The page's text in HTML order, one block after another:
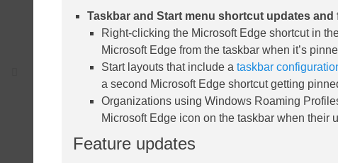
Taskbar and Start menu shortcut updates and
Right-clicking the Microsoft Edge shortcut in
Microsoft Edge from the taskbar when it’s
Start layouts that include a taskbar
a second Microsoft Edge shortcut getting
Organizations using Windows Roaming
Microsoft Edge icon on the taskbar when their
Feature updates